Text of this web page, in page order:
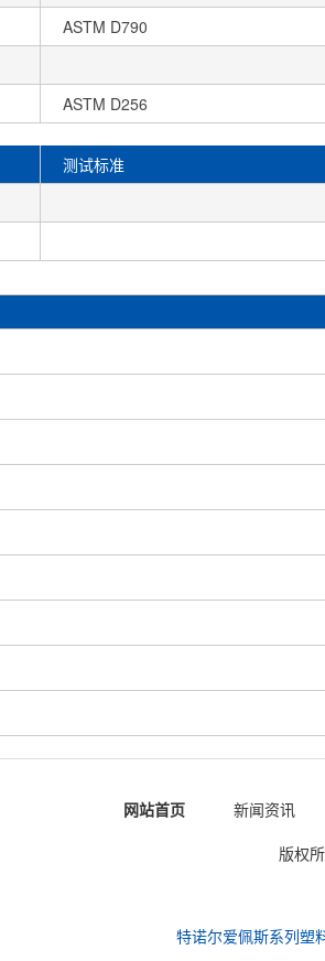
ASTM D790
ASTM D256
测试标准
网站首页 新闻资讯
版权
特诺尔爱佩斯系列塑